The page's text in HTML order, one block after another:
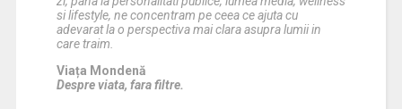
si lifestyle, ne concentram pe ceea ce ajuta cu
adevarat la o perspectiva mai clara asupra lumii in
care traim.
Viața Mondenă
Despre viata, fara filtre.